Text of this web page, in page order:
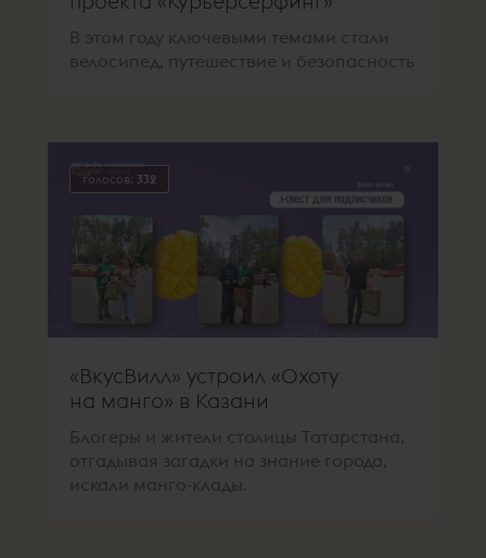
В этом году ключевыми темами стали
велосипед, путешествие и безопасность
голосов: 332
«ВкусВилл» устроил «Охоту
на манго» в Казани
Блогеры и жители столицы Татарстана,
отгадывая загадки на знание города,
искали манго-клады.